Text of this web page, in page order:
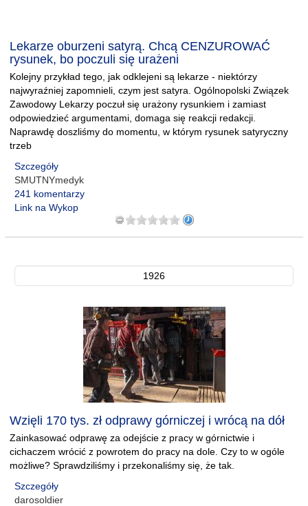
Lekarze oburzeni satyrą. Chcą CENZUROWAĆ
rysunek, bo poczuli się urażeni
Kolejny przykład tego, jak odklejeni są lekarze - niektórzy
najwyraźniej zapomnieli, czym jest satyra. Ogólnopolski Związek
Zawodowy Lekarzy poczuł się urażony rysunkiem i zamiast
odpowiedzieć argumentami, domaga się reakcji redakcji.
Naprawdę doszliśmy do momentu, w którym rysunek satyryczny
trzeb
Szczegóły
SMUTNYmedyk
241 komentarzy
Link na Wykop
1926
Wzięli 170 tys. zł odprawy górniczej i wrócą na dół
Zainkasować odprawę za odejście z pracy w górnictwie i
cichaczem wrócić z powrotem do pracy na dole. Czy to w ogóle
możliwe? Sprawdziliśmy i przekonaliśmy się, że tak.
Szczegóły
darosoldier